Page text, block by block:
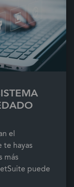
el
te hayas
más
puede